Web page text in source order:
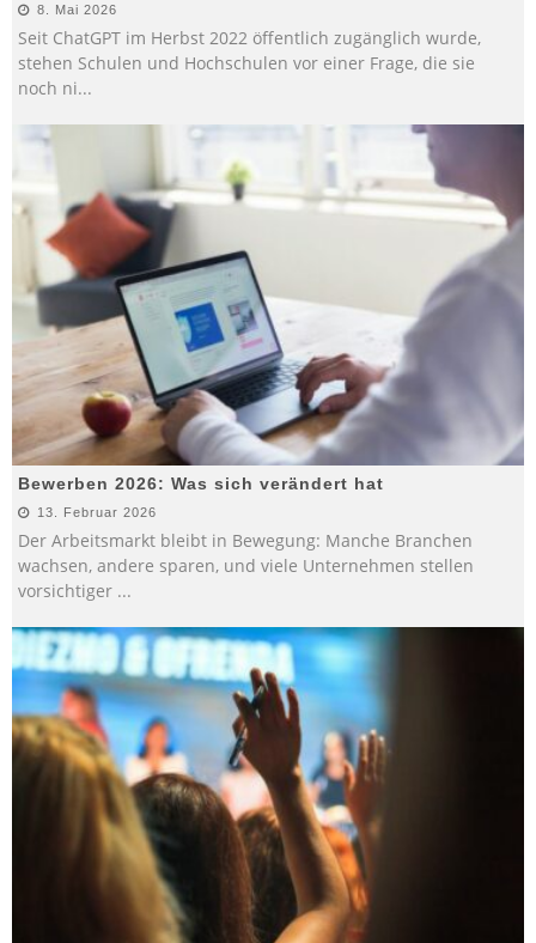
8. Mai 2026
Seit ChatGPT im Herbst 2022 öffentlich zugänglich wurde,
stehen Schulen und Hochschulen vor einer Frage, die sie
noch ni...
Bewerben 2026: Was sich verändert hat
13. Februar 2026
Der Arbeitsmarkt bleibt in Bewegung: Manche Branchen
wachsen, andere sparen, und viele Unternehmen stellen
vorsichtiger ...